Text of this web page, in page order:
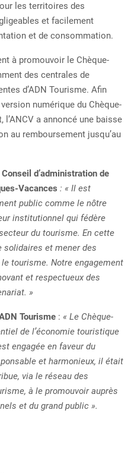
les territoires des
et facilement
et de consommation.
à promouvoir le Chèque-
des centrales de
d’ADN Tourisme. Afin
numérique du Chèque-
a annoncé une baisse
au remboursement jusqu’au
d’administration de
Vacances : « Il est
public comme le nôtre
institutionnel qui fédère
du tourisme. En cette
solidaires et mener des
tourisme. Notre engagement
et respectueux des
»
Tourisme : « Le Chèque-
de l’économie touristique
engagée en faveur du
et harmonieux, il était
via le réseau des
à le promouvoir auprès
et du grand public ».